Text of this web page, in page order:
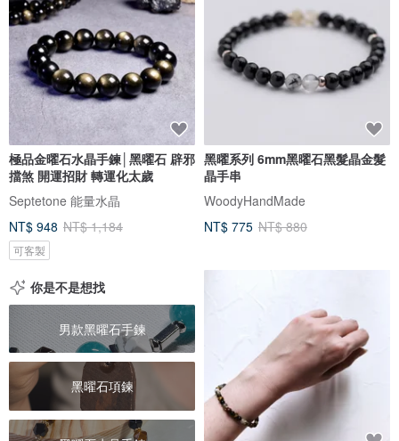
極品金曜石水晶手鍊│黑曜石 辟邪
擋煞 開運招財 轉運化太歲
Septetone 能量水晶
NT$ 948 NT$ 1,184
可客製
黑曜系列 6mm黑曜石黑髮晶金髮
晶手串
WoodyHandMade
NT$ 775 NT$ 880
你是不是想找
男款黑曜石手鍊
黑曜石項鍊